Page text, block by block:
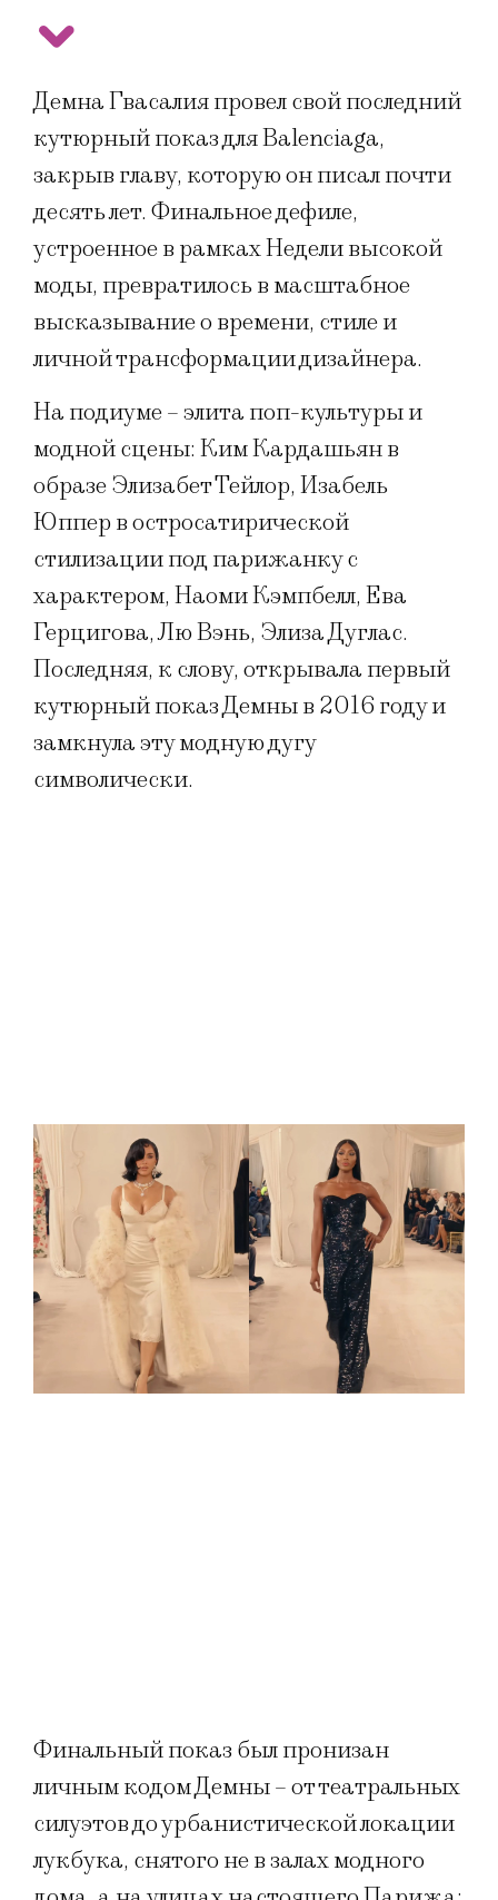
Демна Гвасалия провел свой последний
кутюрный показ для Balenciaga,
закрыв главу, которую он писал почти
десять лет. Финальное дефиле,
устроенное в рамках Недели высокой
моды, превратилось в масштабное
высказывание о времени, стиле и
личной трансформации дизайнера.
На подиуме – элита поп-культуры и
модной сцены: Ким Кардашьян в
образе Элизабет Тейлор, Изабель
Юппер в остросатирической
стилизации под парижанку с
характером, Наоми Кэмпбелл, Ева
Герцигова, Лю Вэнь, Элиза Дуглас.
Последняя, к слову, открывала первый
кутюрный показ Демны в 2016 году и
замкнула эту модную дугу
символически.
Финальный показ был пронизан
личным кодом Демны – от театральных
силуэтов до урбанистической локации
лукбука, снятого не в залах модного